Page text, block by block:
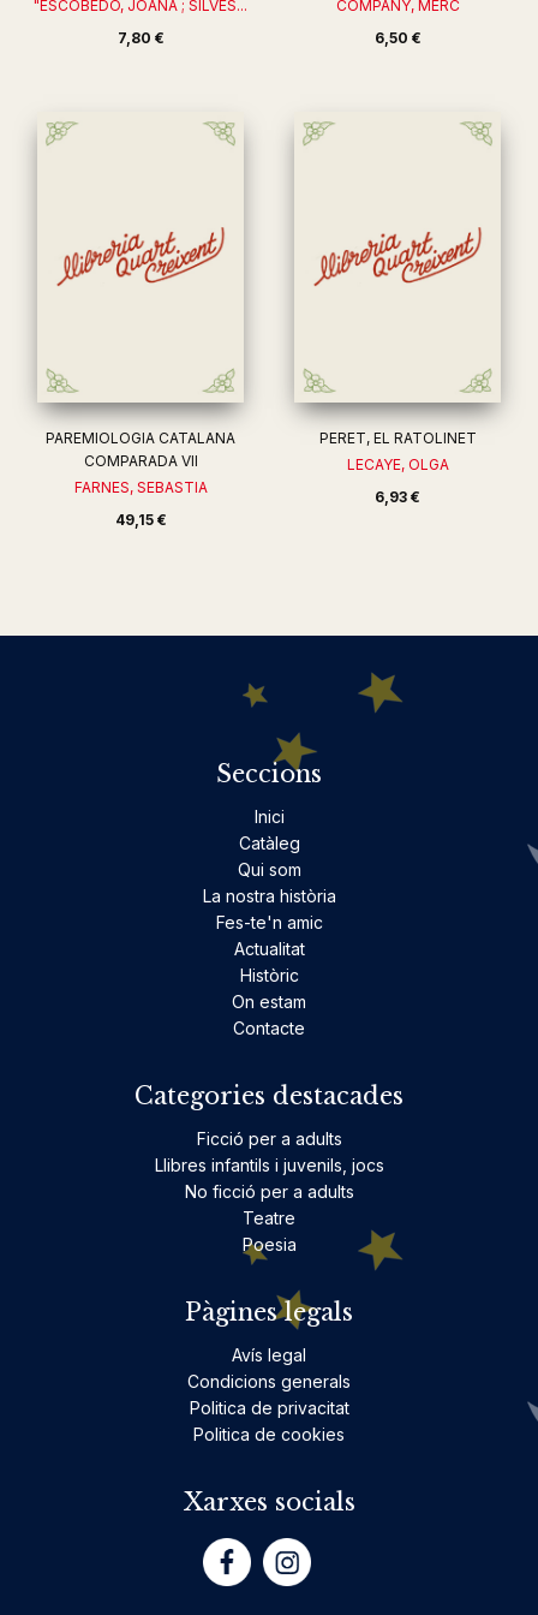
"ESCOBEDO, JOANA ; SILVES...
7,80 €
COMPANY, MERC
6,50 €
PAREMIOLOGIA CATALANA
COMPARADA VII
FARNES, SEBASTIA
49,15 €
PERET, EL RATOLINET
LECAYE, OLGA
6,93 €
Seccions
Inici
Catàleg
Qui som
La nostra història
Fes-te'n amic
Actualitat
Històric
On estam
Contacte
Categories destacades
Ficció per a adults
Llibres infantils i juvenils, jocs
No ficció per a adults
Teatre
Poesia
Pàgines legals
Avís legal
Condicions generals
Politica de privacitat
Politica de cookies
Xarxes socials